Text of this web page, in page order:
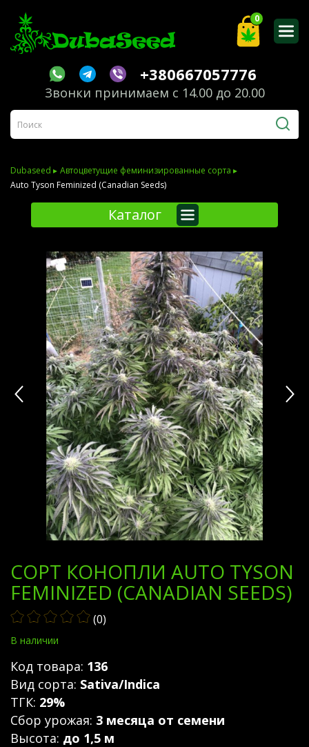
+380667057776
Звонки принимаем с 14.00 до 20.00
0
Dubaseed ▸ Автоцветущие феминизированные сорта ▸
Auto Tyson Feminized (Canadian Seeds)
Каталог
СОРТ КОНОПЛИ AUTO TYSON
FEMINIZED (CANADIAN SEEDS)
(0)
В наличии
Код товара: 136
Вид сорта: Sativa/Indica
ТГК: 29%
Сбор урожая: 3 месяца от семени
Высота: до 1,5 м